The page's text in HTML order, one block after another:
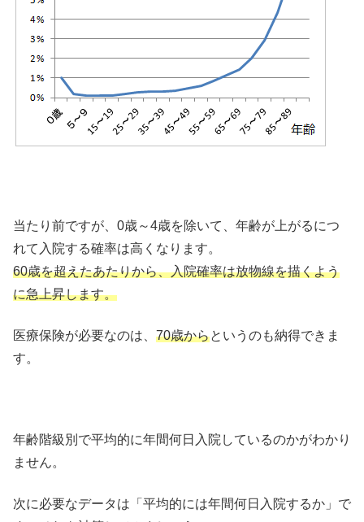
当たり前ですが、0歳～4歳を除いて、年齢が上がるにつ
れて入院する確率は高くなります。
60歳を超えたあたりから、入院確率は放物線を描くよう
に急上昇します。
医療保険が必要なのは、 70歳からというのも納得できま
す。
年齢階級別で平均的に年間何日入院しているのかがわかり
ません。
次に必要なデータは「平均的には年間何日入院するか」で